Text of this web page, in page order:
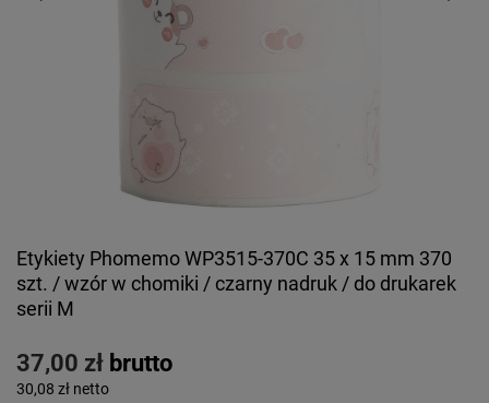
Etykiety Phomemo WP3515-370C 35 x 15 mm 370
szt. / wzór w chomiki / czarny nadruk / do drukarek
serii M
37,00 zł brutto
30,08 zł netto